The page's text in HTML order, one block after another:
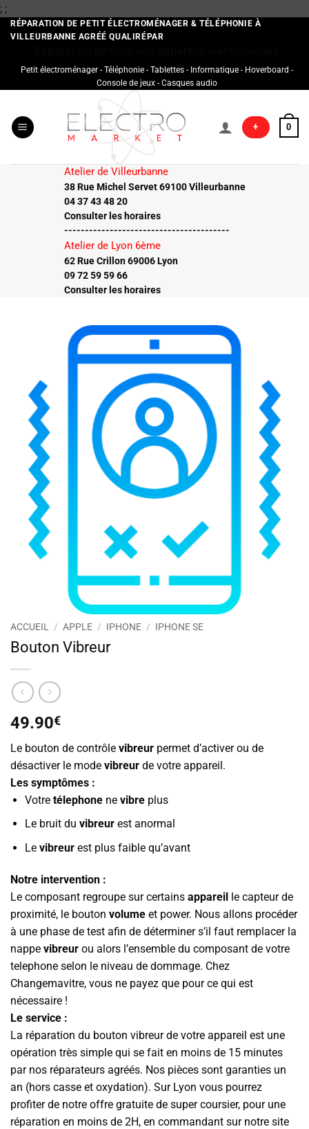
; ;Passer
au
contenu
RÉPARATION DE PETIT ÉLECTROMÉNAGER & TÉLÉPHONIE À
VILLEURBANNE AGRÉÉ QUALIRÉPAR
Petit électroménager - Téléphonie - Tablettes - Informatique - Hoverboard -
Console de jeux - Casques audio
+ 0
Atelier de Villeurbanne
38 Rue Michel Servet 69100 Villeurbanne
04 37 43 48 20
Consulter les horaires
----------------------------------------
Atelier de Lyon 6ème
62 Rue Crillon 69006 Lyon
09 72 59 59 66
Consulter les horaires
ACCUEIL / APPLE / IPHONE / IPHONE SE
Bouton Vibreur
49.90€
Le bouton de contrôle vibreur permet d’activer ou de
désactiver le mode vibreur de votre appareil.
Les symptômes :
Votre télephonene vibreplus
Le bruit du vibreurest anormal
Le vibreurest plus faible qu’avant
Notre intervention :
Le composant regroupe sur certains appareil le capteur de
proximité, le bouton volume et power. Nous allons procéder
à une phase de test afin de déterminer s’il faut remplacer la
nappe vibreur ou alors l’ensemble du composant de votre
telephone selon le niveau de dommage. Chez
Changemavitre, vous ne payez que pour ce qui est
nécessaire !
Le service :
La réparation du bouton vibreur de votre appareil est une
opération très simple qui se fait en moins de 15 minutes
par nos réparateurs agréés. Nos pièces sont garanties un
an (hors casse et oxydation). Sur Lyon vous pourrez
profiter de notre offre gratuite de super coursier, pour une
réparation en moins de 2H, en commandant sur notre site